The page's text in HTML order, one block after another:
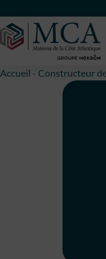
Accueil - Constructeur